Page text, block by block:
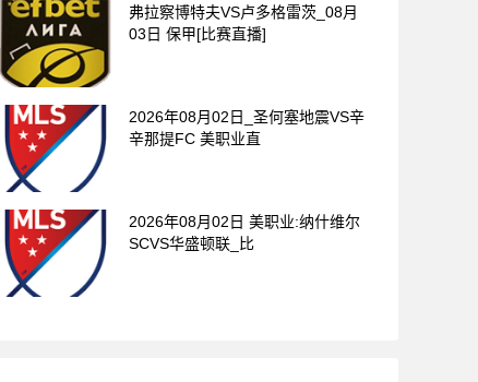
弗拉察博特夫VS卢多格雷茨_08月
03日 保甲[比赛直播]
2026年08月02日_圣何塞地震VS辛
辛那提FC 美职业直
2026年08月02日 美职业:纳什维尔
SCVS华盛顿联_比